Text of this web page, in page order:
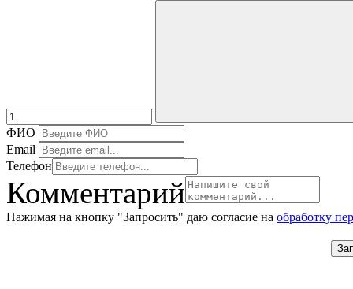
ФИО
Email
Телефон
Комментарий
Нажимая на кнопку "Запросить" даю согласие на обработку